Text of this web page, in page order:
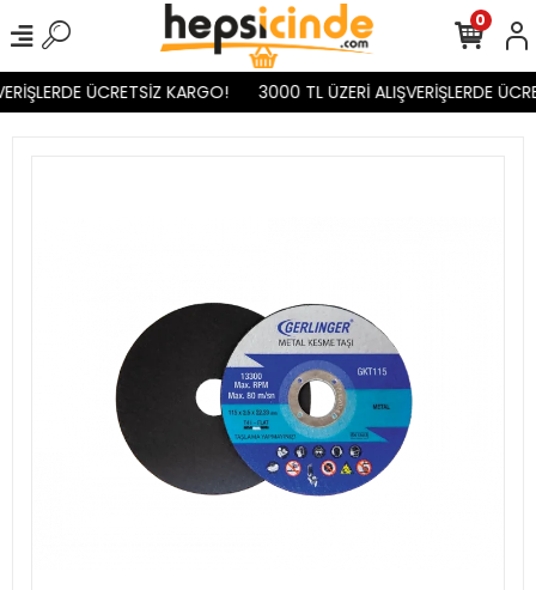
ÜCRETSİZ KARGO! 3000 TL ÜZERİ ALIŞVERİŞLERDE
0